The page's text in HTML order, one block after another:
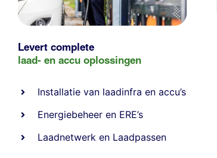
Levert complete
laad- en accu oplossingen
Installatie van laadinfra en accu’s
Energiebeheer en ERE’s
Laadnetwerk en Laadpassen